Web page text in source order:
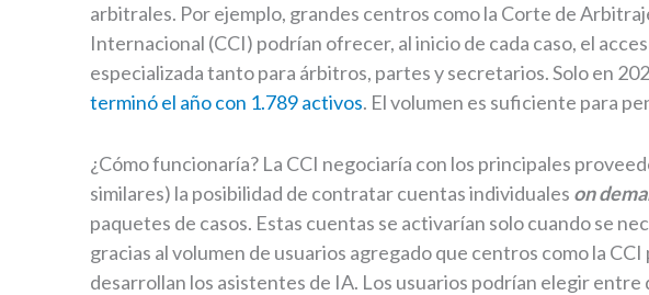
arbitrales. Por ejemplo, grandes centros como la Corte de
Internacional (CCI) podrían ofrecer, al inicio de cada caso, el
especializada tanto para árbitros, partes y secretarios. Solo en
terminó el año con 1.789 activos. El volumen es suficiente para
¿Cómo funcionaría? La CCI negociaría con los principales
similares) la posibilidad de contratar cuentas individuales on
paquetes de casos. Estas cuentas se activarían solo cuando se
gracias al volumen de usuarios agregado que centros como la
desarrollan los asistentes de IA. Los usuarios podrían elegir